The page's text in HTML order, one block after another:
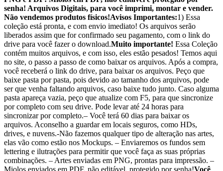
senha! Arquivos Digitais, para você imprimi, montar e vender.
Não vendemos produtos físicos!Avisos Importantes:1) Essa
coleção está pronta, e com envio imediato! Os arquivos serão
liberados assim que for confirmado seu pagamento, com o link do
drive para você fazer o download.Muito importante! Essa Coleção
contém muitos arquivos, e com isso, eles estão pesados! Temos aqui
no site, o passo a passo de como baixar os arquivos. Após a compra,
você receberá o link do drive, para baixar os arquivos. Peço que
baixe pasta por pasta, pois devido ao tamanho dos arquivos, pode
ser que venha faltando arquivos, caso baixe tudo junto. Caso alguma
pasta apareça vazia, peço que atualize com F5, para que sincronize
por completo com seu drive. Pode levar até 24 horas para
sincronizar por completo.– Você terá 60 dias para baixar os
arquivos. Aconselho a guardar em locais seguros, como HDs,
drives, e nuvens.-Não fazemos qualquer tipo de alteração nas artes,
elas vão como estão nos Mockups. – Enviaremos os fundos sem
lettering e ilutrações para permitir que você faça as suas próprias
combinações. – Artes enviadas em PNG, prontas para impressão. –
Miolos enviados em PDF, não editável, protegido por senha!Você